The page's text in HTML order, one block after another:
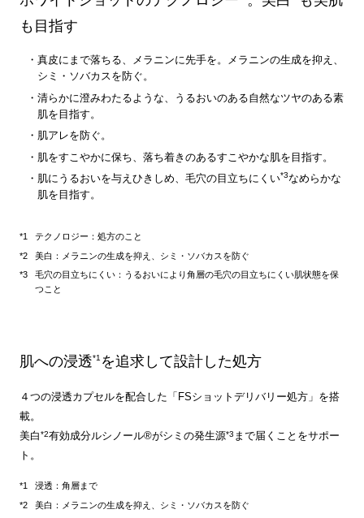
も目指す
真皮にまで落ちる、メラニンに先手を。メラニンの生成を抑え、
シミ・ソバカスを防ぐ。
清らかに澄みわたるような、うるおいのある自然なツヤのある素
肌を目指す。
肌アレを防ぐ。
肌をすこやかに保ち、落ち着きのあるすこやかな肌を目指す。
肌にうるおいを与えひきしめ、毛穴の目立ちにくい*3なめらかな
肌を目指す。
テクノロジー：処方のこと
美白：メラニンの生成を抑え、シミ・ソバカスを防ぐ
毛穴の目立ちにくい：うるおいにより角層の毛穴の目立ちにくい肌状態を保
つこと
肌への浸透*1 を追求して設計した処方
４つの浸透カプセルを配合した「FSショットデリバリー処方」を搭
載。
美白*2有効成分ルシノール®がシミの発生源*3 まで届くことをサポー
ト。
浸透：角層まで
美白：メラニンの生成を抑え、シミ・ソバカスを防ぐ